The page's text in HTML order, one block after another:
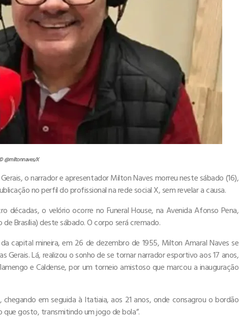
@miltonnaves/X
o narrador e apresentador Milton Naves morreu neste sábado (16),
no perfil do profissional na rede social X, sem revelar a causa.
décadas, o velório ocorre no Funeral House, na Avenida Afonso Pena,
Brasília) deste sábado. O corpo será cremado.
capital mineira, em 26 de dezembro de 1955, Milton Amaral Naves se
Lá, realizou o sonho de se tornar narrador esportivo aos 17 anos,
e Caldense, por um torneio amistoso que marcou a inauguração
em seguida à Itatiaia, aos 21 anos, onde consagrou o bordão
que gosto, transmitindo um jogo de bola”.